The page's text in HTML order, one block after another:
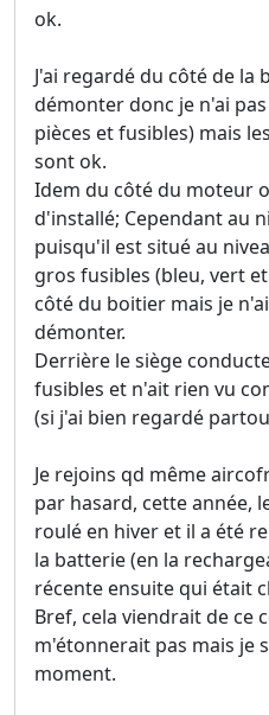
ok.
J'ai regardé du côté de la
démonter donc je n'ai
pièces et fusibles) mais
sont ok.
Idem du côté du moteur
d'installé; Cependant au
puisqu'il est situé au
gros fusibles (bleu, vert
côté du boitier mais je
démonter.
Derrière le siège
fusibles et n'ait rien vu
(si j'ai bien regardé
Je rejoins qd même
par hasard, cette année,
roulé en hiver et il a été
la batterie (en la
récente ensuite qui était
Bref, cela viendrait de ce
m'étonnerait pas mais je
moment.